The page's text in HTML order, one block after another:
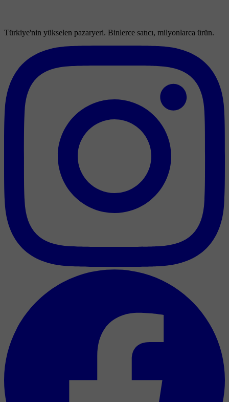
Türkiye'nin yükselen pazaryeri. Binlerce satıcı, milyonlarca ürün.